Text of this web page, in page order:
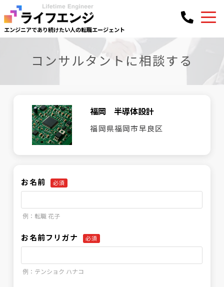
エンジニアであり続けたい人の転職エージェント
コンサルタントに相談する
福岡 半導体設計
福岡県福岡市早良区
お名前 必須
例：転職 花子
お名前フリガナ 必須
例：テンショク ハナコ